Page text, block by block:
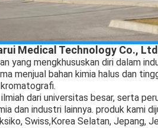
Medical Technology Co.,
yang mengkhususkan diri dalam
menjual bahan kimia halus dan
dari universitas besar, serta
dan industri lainnya. produk kami
Swiss,Korea Selatan, Jepang,